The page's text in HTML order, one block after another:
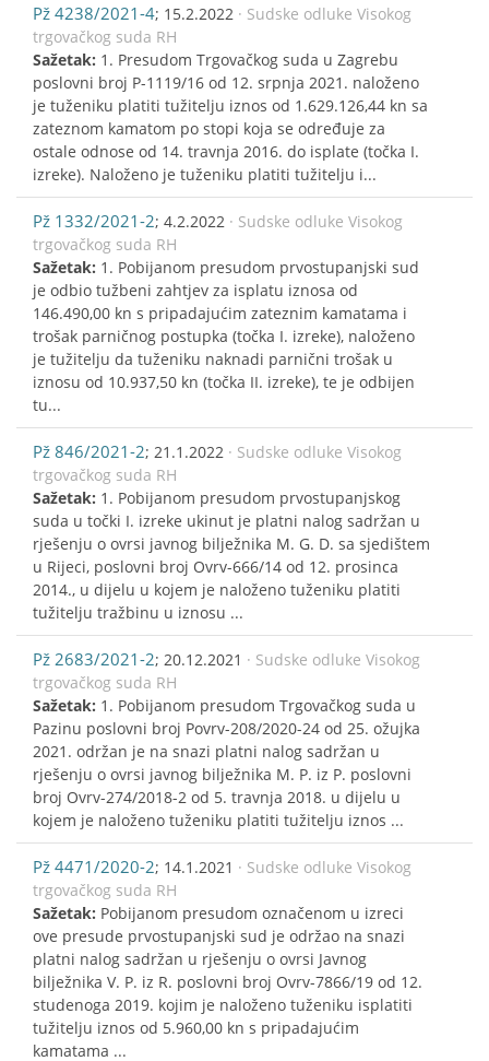
Pž 4238/2021-4; 15.2.2022 · Sudske odluke Visokog
trgovačkog suda RH
Sažetak: 1. Presudom Trgovačkog suda u Zagrebu
poslovni broj P-1119/16 od 12. srpnja 2021. naloženo
je tuženiku platiti tužitelju iznos od 1.629.126,44 kn sa
zateznom kamatom po stopi koja se određuje za
ostale odnose od 14. travnja 2016. do isplate (točka I.
izreke). Naloženo je tuženiku platiti tužitelju i...
Pž 1332/2021-2; 4.2.2022 · Sudske odluke Visokog
trgovačkog suda RH
Sažetak: 1. Pobijanom presudom prvostupanjski sud
je odbio tužbeni zahtjev za isplatu iznosa od
146.490,00 kn s pripadajućim zateznim kamatama i
trošak parničnog postupka (točka I. izreke), naloženo
je tužitelju da tuženiku naknadi parnični trošak u
iznosu od 10.937,50 kn (točka II. izreke), te je odbijen
tu...
Pž 846/2021-2; 21.1.2022 · Sudske odluke Visokog
trgovačkog suda RH
Sažetak: 1. Pobijanom presudom prvostupanjskog
suda u točki I. izreke ukinut je platni nalog sadržan u
rješenju o ovrsi javnog bilježnika M. G. D. sa sjedištem
u Rijeci, poslovni broj Ovrv-666/14 od 12. prosinca
2014., u dijelu u kojem je naloženo tuženiku platiti
tužitelju tražbinu u iznosu ...
Pž 2683/2021-2; 20.12.2021 · Sudske odluke Visokog
trgovačkog suda RH
Sažetak: 1. Pobijanom presudom Trgovačkog suda u
Pazinu poslovni broj Povrv-208/2020-24 od 25. ožujka
2021. održan je na snazi platni nalog sadržan u
rješenju o ovrsi javnog bilježnika M. P. iz P. poslovni
broj Ovrv-274/2018-2 od 5. travnja 2018. u dijelu u
kojem je naloženo tuženiku platiti tužitelju iznos ...
Pž 4471/2020-2; 14.1.2021 · Sudske odluke Visokog
trgovačkog suda RH
Sažetak: Pobijanom presudom označenom u izreci
ove presude prvostupanjski sud je održao na snazi
platni nalog sadržan u rješenju o ovrsi Javnog
bilježnika V. P. iz R. poslovni broj Ovrv-7866/19 od 12.
studenoga 2019. kojim je naloženo tuženiku isplatiti
tužitelju iznos od 5.960,00 kn s pripadajućim
kamatama ...